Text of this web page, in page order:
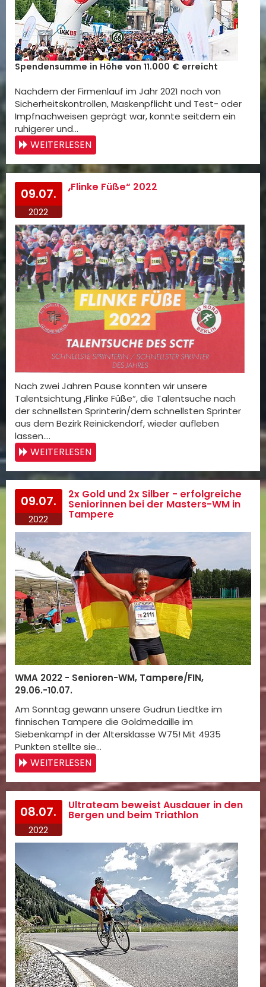
Spendensumme in Höhe von 11.000 € erreicht
Nachdem der Firmenlauf im Jahr 2021 noch von
Sicherheitskontrollen, Maskenpflicht und Test- oder
Impfnachweisen geprägt war, konnte seitdem ein
ruhigerer und…
WEITERLESEN
09.07.
2022
„Flinke Füße“ 2022
Nach zwei Jahren Pause konnten wir unsere
Talentsichtung „Flinke Füße“, die Talentsuche nach
der schnellsten Sprinterin/dem schnellsten Sprinter
aus dem Bezirk Reinickendorf, wieder aufleben
lassen.…
WEITERLESEN
09.07.
2022
2x Gold und 2x Silber - erfolgreiche
Seniorinnen bei der Masters-WM in
Tampere
WMA 2022 - Senioren-WM, Tampere/FIN,
29.06.-10.07.
Am Sonntag gewann unsere Gudrun Liedtke im
finnischen Tampere die Goldmedaille im
Siebenkampf in der Altersklasse W75! Mit 4935
Punkten stellte sie…
WEITERLESEN
08.07.
2022
Ultrateam beweist Ausdauer in den
Bergen und beim Triathlon